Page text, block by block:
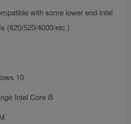
with some lower end Intel
(620/520/4000/etc.)
10
Intel Core i5